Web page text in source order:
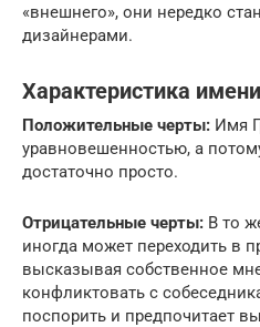
«внешнего», они нередко
дизайнерами.
Характеристика
Положительные черты: Имя
уравновешенностью, а
достаточно просто.
Отрицательные черты: В то
иногда может переходить в
высказывая собственное
конфликтовать с
поспорить и предпочитает